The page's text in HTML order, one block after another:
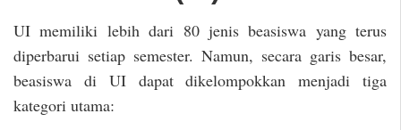
UI memiliki lebih dari 80 jenis beasiswa yang terus
diperbarui setiap semester. Namun, secara garis besar,
beasiswa di UI dapat dikelompokkan menjadi tiga
kategori utama: